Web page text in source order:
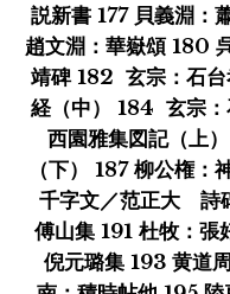
説新書 177 貝義淵：
趙文淵：華嶽頌 180
靖碑 182 玄宗：石
経（中） 184 玄宗：
西園雅集図記（上
（下） 187 柳公権
千字文／范正大 詩
傅山集 191 杜牧：張
倪元璐集 193 黄道